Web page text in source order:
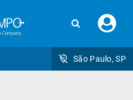
seu
São Paulo, SP